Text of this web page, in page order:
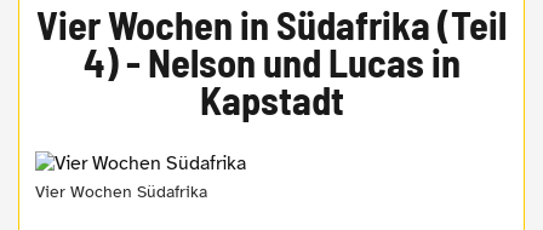
Vier Wochen in Südafrika (Teil
4) - Nelson und Lucas in
Kapstadt
Vier Wochen Südafrika